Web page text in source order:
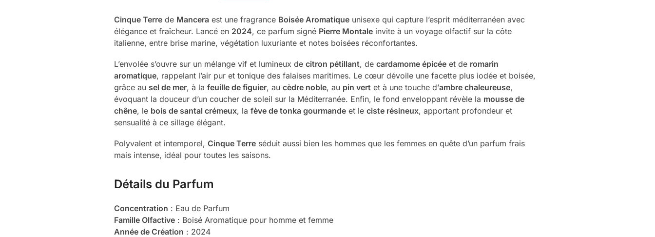
Cinque Terrede Mancera est une fragrance Boisée Aromatiqueunisexe qui capture l’esprit méditerranéen avec
élégance et fraîcheur. Lancé en 2024, ce parfum signé Pierre Montaleinvite à un voyage olfactif sur la côte
italienne, entre brise marine, végétation luxuriante et notes boisées réconfortantes.
L’envolée s’ouvre sur un mélange vif et lumineux de citron pétillant, de cardamome épicéeet de romarin
aromatique, rappelant l’air pur et tonique des falaises maritimes. Le cœur dévoile une facette plus iodée et boisée,
grâce au sel de mer, à la feuille de figuier, au cèdre noble, au pin vertet à une touche d’ambre chaleureuse,
évoquant la douceur d’un coucher de soleil sur la Méditerranée. Enfin, le fond enveloppant révèle la mousse de
chêne, le bois de santal crémeux, la fève de tonka gourmandeet le ciste résineux, apportant profondeur et
sensualité à ce sillage élégant.
Polyvalent et intemporel, Cinque Terreséduit aussi bien les hommes que les femmes en quête d’un parfum frais
mais intense, idéal pour toutes les saisons.
Détails du Parfum
Concentration : Eau de Parfum
Famille Olfactive: Boisé Aromatique pour homme et femme
Année de Création : 2024